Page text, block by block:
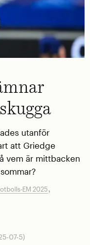
utanför
att Griedge
vem är mittbacken
EM 2025,
07-5)